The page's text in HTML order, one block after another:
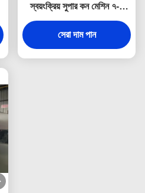
স্বয়ংক্রিয় সুপার কন মেশিন ৭-৮
কেজি/ঘন্টা এলপিজি খরচ করে
সেরা দাম পান